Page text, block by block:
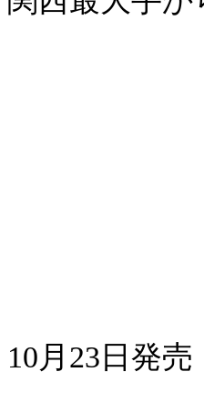
10月23日発売